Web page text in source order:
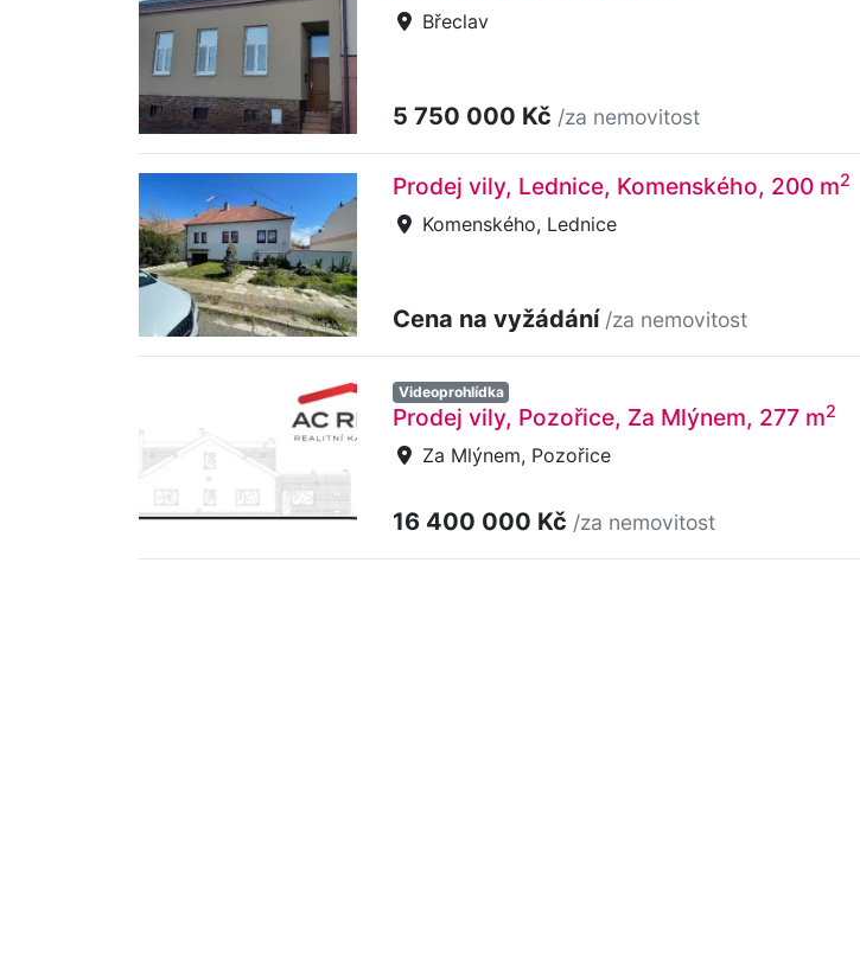
Břeclav
5 750 000 Kč /za nemovitost
Prodej vily, Lednice, Komenského, 200 m2
Komenského, Lednice
Cena na vyžádání /za nemovitost
Videoprohlídka
Prodej vily, Pozořice, Za Mlýnem, 277 m2
Za Mlýnem, Pozořice
16 400 000 Kč /za nemovitost